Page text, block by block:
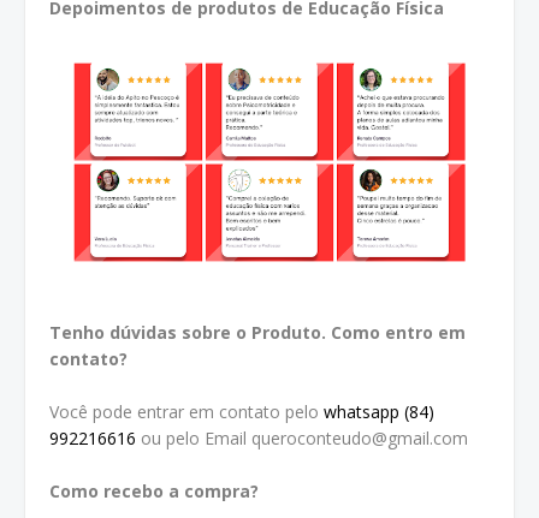
Depoimentos de produtos de Educação Física
Tenho dúvidas sobre o Produto. Como entro em
contato?
Você pode entrar em contato pelo whatsapp (84)
992216616 ou pelo Email queroconteudo@gmail.com
Como recebo a compra?